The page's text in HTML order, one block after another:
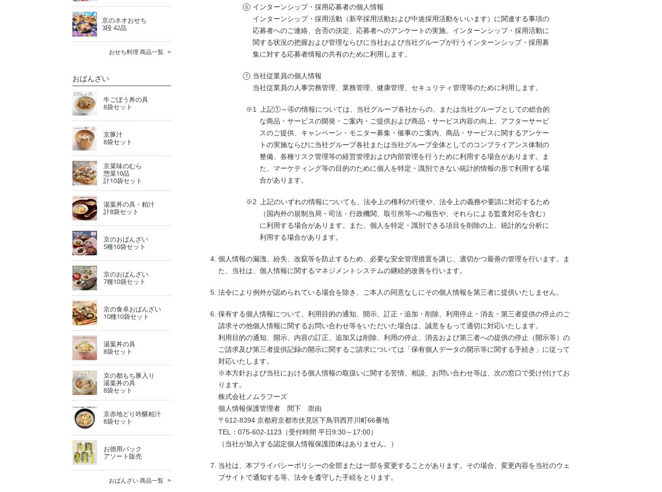
インターンシップ・採用応募者の個人情報
インターンシップ・採用活動（新卒採用活動および中途採用活動をいいます）に関連する事項の
応募者へのご連絡、合否の決定、応募者へのアンケートの実施、インターンシップ・採用活動に
関する状況の把握および管理ならびに当社および当社グループが行うインターンシップ・採用募
集に対する応募者情報の共有のために利用します。
当社従業員の個人情報
当社従業員の人事労務管理、業務管理、健康管理、セキュリティ管理等のために利用します。
上記①～④の情報については、当社グループ各社からの、または当社グループとしての総合的
な商品・サービスの開発・ご案内・ご提供および商品・サービス内容の向上、アフターサービ
スのご提供、キャンペーン・モニター募集・催事のご案内、商品・サービスに関するアンケー
トの実施ならびに当社グループ各社または当社グループ全体としてのコンプライアンス体制の
整備、各種リスク管理等の経営管理および内部管理を行うために利用する場合があります。ま
た、マーケティング等の目的のために個人を特定・識別できない統計的情報の形で利用する場
合があります。
上記のいずれの情報についても、法令上の権利の行使や、法令上の義務や要請に対応するため
（国内外の規制当局・司法・行政機関、取引所等への報告や、それらによる監査対応を含む）
に利用する場合があります。また、個人を特定・識別できる項目を削除の上、統計的な分析に
利用する場合があります。
個人情報の漏洩、紛失、改竄等を防止するため、必要な安全管理措置を講じ、適切かつ最善の管理を行います。ま
た、当社は、個人情報に関するマネジメントシステムの継続的改善を行います。
法令により例外が認められている場合を除き、ご本人の同意なしにその個人情報を第三者に提供いたしません。
保有する個人情報について、利用目的の通知、開示、訂正・追加・削除、利用停止・消去・第三者提供の停止のご
請求その他個人情報に関するお問い合わせ等をいただいた場合は、誠意をもって適切に対応いたします。
利用目的の通知、開示、内容の訂正、追加又は削除、利用の停止、消去および第三者への提供の停止（開示等）の
ご請求及び第三者提供記録の開示に関するご請求については「保有個人データの開示等に関する手続き 」に従って
対応いたします。
※本方針および当社における個人情報の取扱いに関する苦情、相談、お問い合わせ等は、次の窓口で受け付けてお
ります。
株式会社ノムラフーズ
個人情報保護管理者 間下 崇由
〒612-8394 京都府京都市伏見区下鳥羽西芹川町66番地
TEL：075-602-1123（受付時間 平日9:30～17:00）
（当社が加入する認定個人情報保護団体はありません。）
当社は、本プライバシーポリシーの全部または一部を変更することがあります。その場合、変更内容を当社のウェ
ブサイトで通知する等、法令を遵守した手続をとります。
京のネオおせち
3段 42品
おせち料理 商品一覧
おばんざい
牛ごぼう丼の具
8袋セット
京豚汁
8袋セット
京菜味のむら
惣菜10品
計10袋セット
湯葉丼の具・粕汁
計8袋セット
京のおばんざい
5種10袋セット
京のおばんざい
7種10袋セット
京の食卓おばんざい
10種10袋セット
湯葉丼の具
8袋セット
京の都もち豚入り
湯葉丼の具
8袋セット
京赤地どり吟醸粕汁
8袋セット
お徳用パック
アソート販売
おばんざい 商品一覧